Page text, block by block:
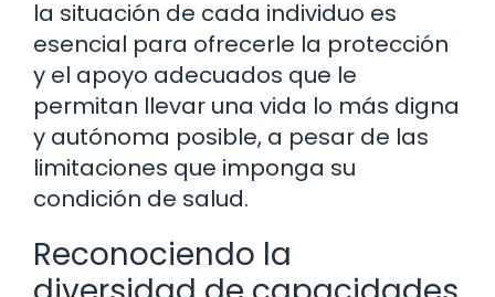
la situación de cada individuo es
esencial para ofrecerle la protección
y el apoyo adecuados que le
permitan llevar una vida lo más digna
y autónoma posible, a pesar de las
limitaciones que imponga su
condición de salud.
Reconociendo la